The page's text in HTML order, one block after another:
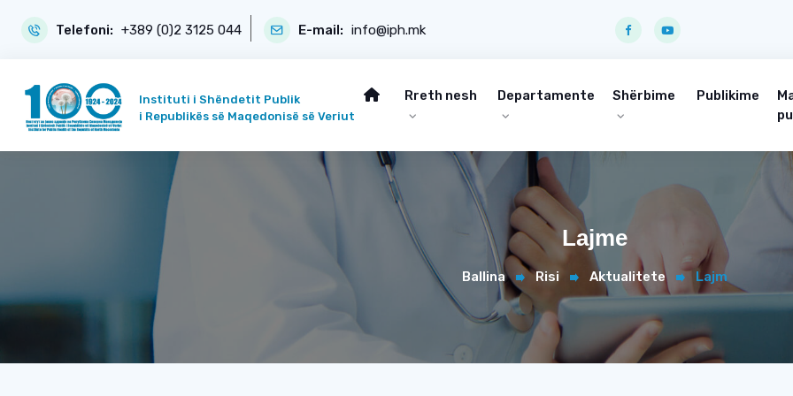
Telefoni: +389 (0)2 3125 044 E-mail: info@iph.mk
Instituti i Shëndetit Publik
i Republikës së Maqedonisë së Veriut
Rreth nesh Departamente Shërbime Publikime
Lajme
Ballina Risi Aktualitete Lajm